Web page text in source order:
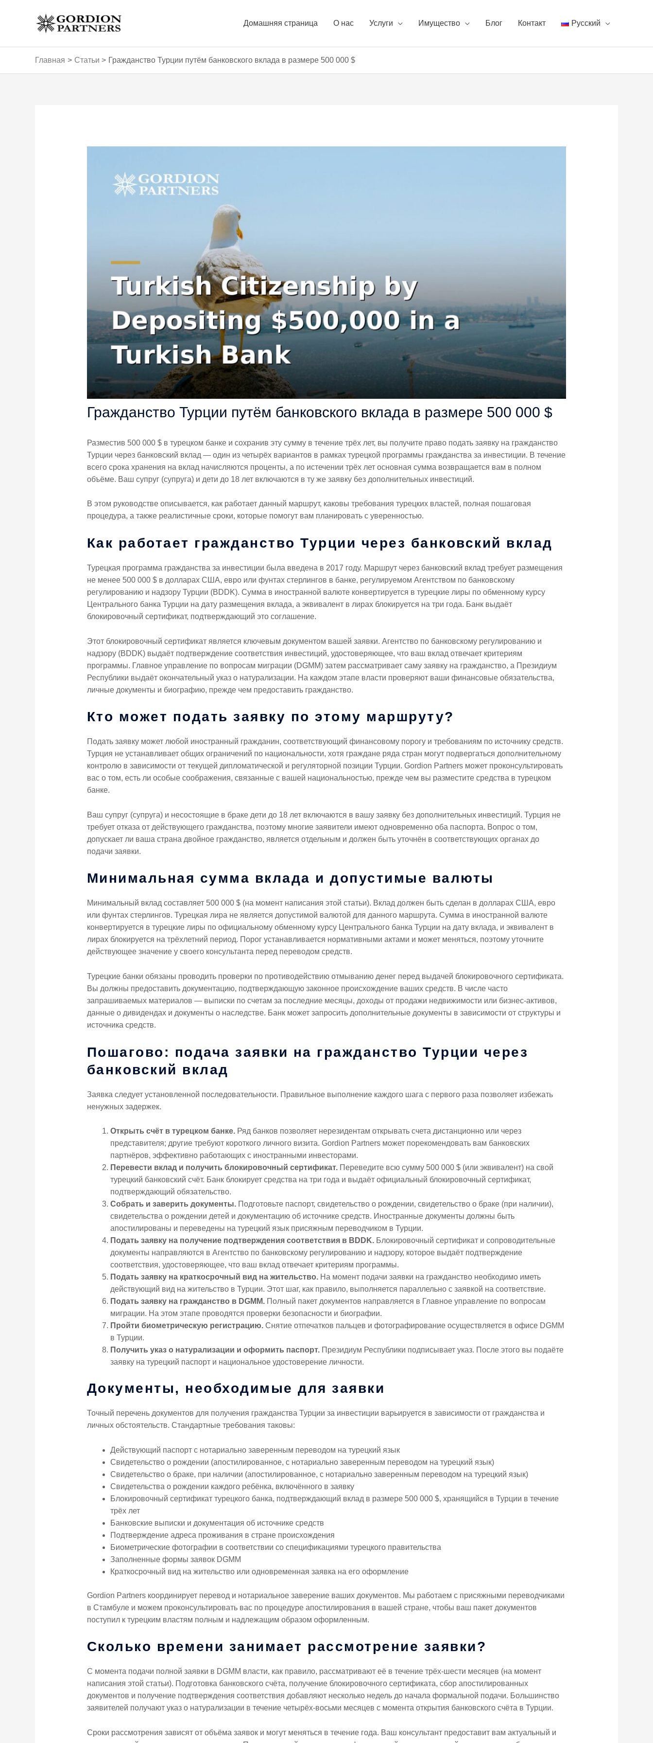
содержимому
Домашняя страница О нас Услуги Имущество Блог Контакт Русский
Главная Статьи Гражданство Турции путём банковского вклада в размере 500 000 $
Гражданство Турции путём банковского вклада в размере 500 000 $
Разместив 500 000 $ в турецком банке и сохранив эту сумму в течение трёх лет, вы получите право подать заявку на гражданство
Турции через банковский вклад — один из четырёх вариантов в рамках турецкой программы гражданства за инвестиции. В течение
всего срока хранения на вклад начисляются проценты, а по истечении трёх лет основная сумма возвращается вам в полном
объёме. Ваш супруг (супруга) и дети до 18 лет включаются в ту же заявку без дополнительных инвестиций.
В этом руководстве описывается, как работает данный маршрут, каковы требования турецких властей, полная пошаговая
процедура, а также реалистичные сроки, которые помогут вам планировать с уверенностью.
Как работает гражданство Турции через банковский вклад
Турецкая программа гражданства за инвестиции была введена в 2017 году. Маршрут через банковский вклад требует размещения
не менее 500 000 $ в долларах США, евро или фунтах стерлингов в банке, регулируемом Агентством по банковскому
регулированию и надзору Турции (BDDK). Сумма в иностранной валюте конвертируется в турецкие лиры по обменному курсу
Центрального банка Турции на дату размещения вклада, а эквивалент в лирах блокируется на три года. Банк выдаёт
блокировочный сертификат, подтверждающий это соглашение.
Этот блокировочный сертификат является ключевым документом вашей заявки. Агентство по банковскому регулированию и
надзору (BDDK) выдаёт подтверждение соответствия инвестиций, удостоверяющее, что ваш вклад отвечает критериям
программы. Главное управление по вопросам миграции (DGMM) затем рассматривает саму заявку на гражданство, а Президиум
Республики выдаёт окончательный указ о натурализации. На каждом этапе власти проверяют ваши финансовые обязательства,
личные документы и биографию, прежде чем предоставить гражданство.
Кто может подать заявку по этому маршруту?
Подать заявку может любой иностранный гражданин, соответствующий финансовому порогу и требованиям по источнику средств.
Турция не устанавливает общих ограничений по национальности, хотя граждане ряда стран могут подвергаться дополнительному
контролю в зависимости от текущей дипломатической и регуляторной позиции Турции. Gordion Partners может проконсультировать
вас о том, есть ли особые соображения, связанные с вашей национальностью, прежде чем вы разместите средства в турецком
банке.
Ваш супруг (супруга) и несостоящие в браке дети до 18 лет включаются в вашу заявку без дополнительных инвестиций. Турция не
требует отказа от действующего гражданства, поэтому многие заявители имеют одновременно оба паспорта. Вопрос о том,
допускает ли ваша страна двойное гражданство, является отдельным и должен быть уточнён в соответствующих органах до
подачи заявки.
Минимальная сумма вклада и допустимые валюты
Минимальный вклад составляет 500 000 $ (на момент написания этой статьи). Вклад должен быть сделан в долларах США, евро
или фунтах стерлингов. Турецкая лира не является допустимой валютой для данного маршрута. Сумма в иностранной валюте
конвертируется в турецкие лиры по официальному обменному курсу Центрального банка Турции на дату вклада, и эквивалент в
лирах блокируется на трёхлетний период. Порог устанавливается нормативными актами и может меняться, поэтому уточните
действующее значение у своего консультанта перед переводом средств.
Турецкие банки обязаны проводить проверки по противодействию отмыванию денег перед выдачей блокировочного сертификата.
Вы должны предоставить документацию, подтверждающую законное происхождение ваших средств. В числе часто
запрашиваемых материалов — выписки по счетам за последние месяцы, доходы от продажи недвижимости или бизнес-активов,
данные о дивидендах и документы о наследстве. Банк может запросить дополнительные документы в зависимости от структуры и
источника средств.
Пошагово: подача заявки на гражданство Турции через
банковский вклад
Заявка следует установленной последовательности. Правильное выполнение каждого шага с первого раза позволяет избежать
ненужных задержек.
Открыть счёт в турецком банке.Ряд банков позволяет нерезидентам открывать счета дистанционно или через
представителя; другие требуют короткого личного визита. Gordion Partners может порекомендовать вам банковских
партнёров, эффективно работающих с иностранными инвесторами.
Перевести вклад и получить блокировочный сертификат.Переведите всю сумму 500 000 $ (или эквивалент) на свой
турецкий банковский счёт. Банк блокирует средства на три года и выдаёт официальный блокировочный сертификат,
подтверждающий обязательство.
Собрать и заверить документы.Подготовьте паспорт, свидетельство о рождении, свидетельство о браке (при наличии),
свидетельства о рождении детей и документацию об источнике средств. Иностранные документы должны быть
апостилированы и переведены на турецкий язык присяжным переводчиком в Турции.
Подать заявку на получение подтверждения соответствия в BDDK.Блокировочный сертификат и сопроводительные
документы направляются в Агентство по банковскому регулированию и надзору, которое выдаёт подтверждение
соответствия, удостоверяющее, что ваш вклад отвечает критериям программы.
Подать заявку на краткосрочный вид на жительство.На момент подачи заявки на гражданство необходимо иметь
действующий вид на жительство в Турции. Этот шаг, как правило, выполняется параллельно с заявкой на соответствие.
Подать заявку на гражданство в DGMM.Полный пакет документов направляется в Главное управление по вопросам
миграции. На этом этапе проводятся проверки безопасности и биографии.
Пройти биометрическую регистрацию.Снятие отпечатков пальцев и фотографирование осуществляется в офисе DGMM
в Турции.
Получить указ о натурализации и оформить паспорт.Президиум Республики подписывает указ. После этого вы подаёте
заявку на турецкий паспорт и национальное удостоверение личности.
Документы, необходимые для заявки
Точный перечень документов для получения гражданства Турции за инвестиции варьируется в зависимости от гражданства и
личных обстоятельств. Стандартные требования таковы:
Действующий паспорт с нотариально заверенным переводом на турецкий язык
Свидетельство о рождении (апостилированное, с нотариально заверенным переводом на турецкий язык)
Свидетельство о браке, при наличии (апостилированное, с нотариально заверенным переводом на турецкий язык)
Свидетельства о рождении каждого ребёнка, включённого в заявку
Блокировочный сертификат турецкого банка, подтверждающий вклад в размере 500 000 $, хранящийся в Турции в течение
трёх лет
Банковские выписки и документация об источнике средств
Подтверждение адреса проживания в стране происхождения
Биометрические фотографии в соответствии со спецификациями турецкого правительства
Заполненные формы заявок DGMM
Краткосрочный вид на жительство или одновременная заявка на его оформление
Gordion Partners координирует перевод и нотариальное заверение ваших документов. Мы работаем с присяжными переводчиками
в Стамбуле и можем проконсультировать вас по процедуре апостилирования в вашей стране, чтобы ваш пакет документов
поступил к турецким властям полным и надлежащим образом оформленным.
Сколько времени занимает рассмотрение заявки?
С момента подачи полной заявки в DGMM власти, как правило, рассматривают её в течение трёх-шести месяцев (на момент
написания этой статьи). Подготовка банковского счёта, получение блокировочного сертификата, сбор апостилированных
документов и получение подтверждения соответствия добавляют несколько недель до начала формальной подачи. Большинство
заявителей получают указ о натурализации в течение четырёх-восьми месяцев с момента открытия банковского счёта в Турции.
Сроки рассмотрения зависят от объёма заявок и могут меняться в течение года. Ваш консультант предоставит вам актуальный и